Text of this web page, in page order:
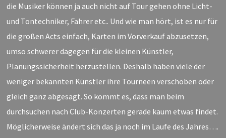
die Musiker können ja auch nicht auf Tour gehen ohne Licht-
und Tontechniker, Fahrer etc.. Und wie man hört, ist es nur für
die großen Acts einfach, Karten im Vorverkauf abzusetzen,
umso schwerer dagegen für die kleinen Künstler,
Planungssicherheit herzustellen. Deshalb haben viele der
weniger bekannten Künstler ihre Tourneen verschoben oder
gleich ganz abgesagt. So kommt es, dass man beim
durchsuchen nach Club-Konzerten gerade kaum etwas findet.
Möglicherweise ändert sich das ja noch im Laufe des Jahres….